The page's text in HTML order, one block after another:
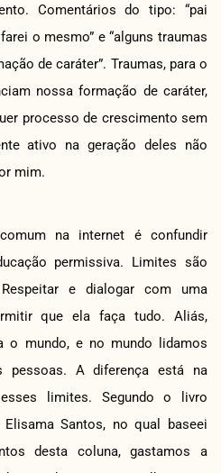
Comentários do tipo: “pai
o mesmo” e “alguns traumas
de caráter”. Traumas, para o
nossa formação de caráter,
processo de crescimento sem
ativo na geração deles não
mim.
na internet é confundir
permissiva. Limites são
e dialogar com uma
que ela faça tudo. Aliás,
o mundo, e no mundo lidamos
A diferença está na
limites. Segundo o livro
Santos, no qual baseei
desta coluna, gastamos a